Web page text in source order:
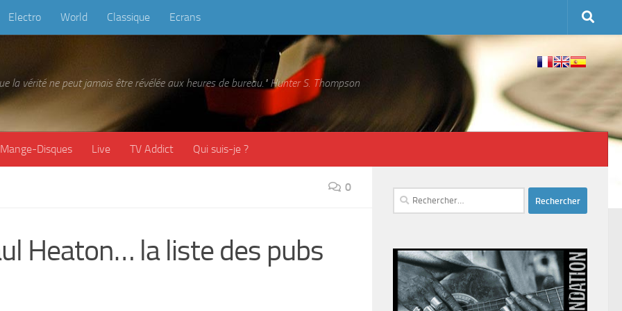
Electro World Classique Ecrans
la vérité ne peut jamais être révélée aux heures de bureau." Hunter S. Thompson
Mange-Disques Live TV Addict Qui suis-je ?
0
Heaton… la liste des pubs
Rechercher :